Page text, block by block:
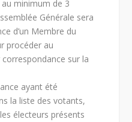
minimum de 3
Générale sera
d’un Membre du
procéder au
sur la
ayant été
la liste des votants,
électeurs présents